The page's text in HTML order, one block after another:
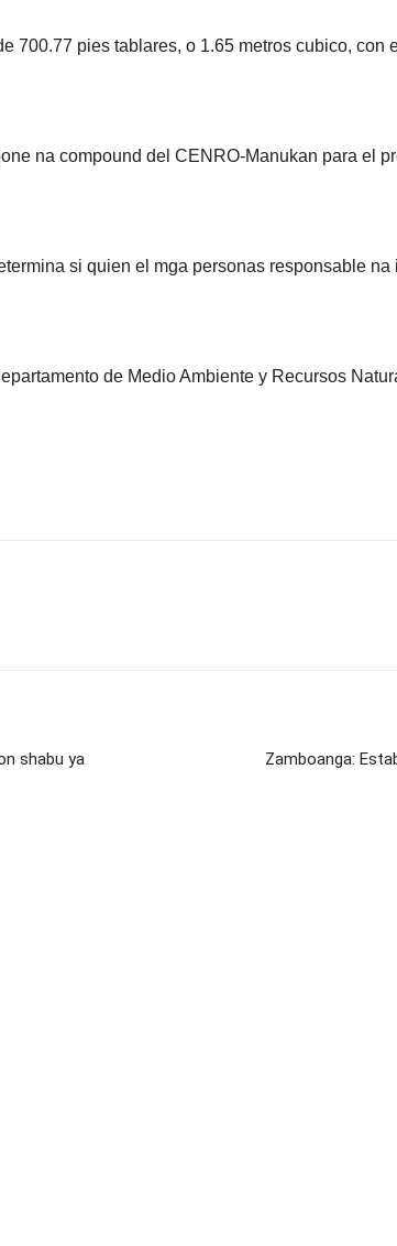
700.77 pies tablares, o 1.65 metros cubico, con
na compound del CENRO-Manukan para el
si quien el mga personas responsable
de Medio Ambiente y Recursos
shabu ya
Zamboanga: